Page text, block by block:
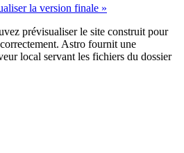
la version finale »
prévisualiser le site construit pour
Astro fournit une
local servant les fichiers du dossier